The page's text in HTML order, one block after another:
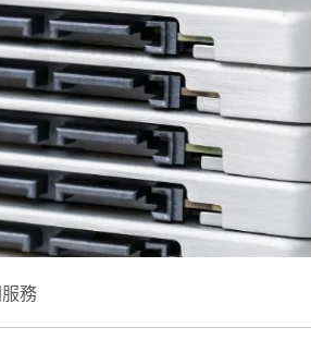
務